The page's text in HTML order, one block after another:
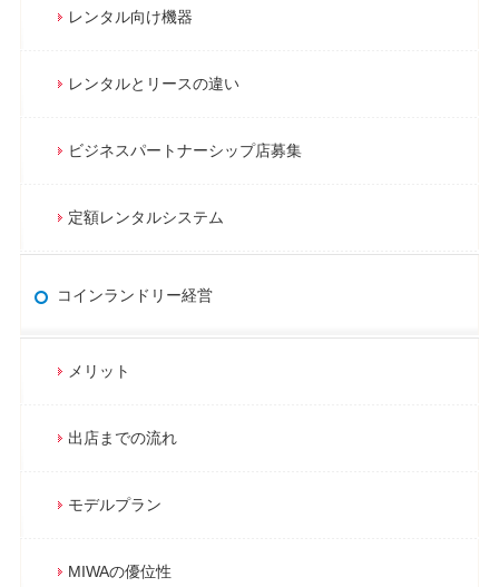
レンタル向け機器
レンタルとリースの違い
ビジネスパートナーシップ店募集
定額レンタルシステム
コインランドリー経営
メリット
出店までの流れ
モデルプラン
MIWAの優位性